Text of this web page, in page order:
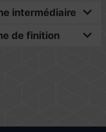
intermédiaire
de finition